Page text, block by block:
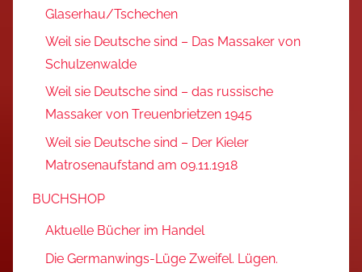
Glaserhau/Tschechen
Weil sie Deutsche sind – Das Massaker von
Schulzenwalde
Weil sie Deutsche sind – das russische
Massaker von Treuenbrietzen 1945
Weil sie Deutsche sind – Der Kieler
Matrosenaufstand am 09.11.1918
BUCHSHOP
Aktuelle Bücher im Handel
Die Germanwings-Lüge Zweifel. Lügen.